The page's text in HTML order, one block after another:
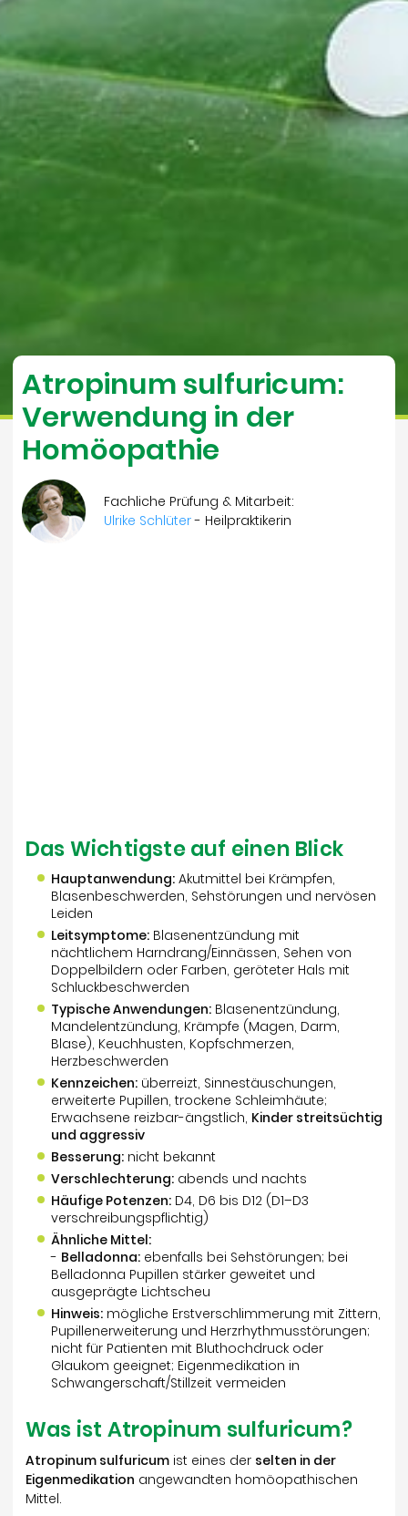
Atropinum sulfuricum:
Verwendung in der
Homöopathie
Fachliche Prüfung & Mitarbeit:
Ulrike Schlüter- Heilpraktikerin
Das Wichtigste auf einen Blick
Hauptanwendung: Akutmittel bei Krämpfen,
Blasenbeschwerden, Sehstörungen und nervösen
Leiden
Leitsymptome: Blasenentzündung mit
nächtlichem Harndrang/Einnässen, Sehen von
Doppelbildern oder Farben, geröteter Hals mit
Schluckbeschwerden
Typische Anwendungen: Blasenentzündung,
Mandelentzündung, Krämpfe (Magen, Darm,
Blase), Keuchhusten, Kopfschmerzen,
Herzbeschwerden
Kennzeichen: überreizt, Sinnestäuschungen,
erweiterte Pupillen, trockene Schleimhäute;
Erwachsene reizbar-ängstlich, Kinder streitsüchtig
und aggressiv
Besserung: nicht bekannt
Verschlechterung: abends und nachts
Häufige Potenzen: D4, D6 bis D12 (D1–D3
verschreibungspflichtig)
Ähnliche Mittel:
- Belladonna: ebenfalls bei Sehstörungen; bei
Belladonna Pupillen stärker geweitet und
ausgeprägte Lichtscheu
Hinweis: mögliche Erstverschlimmerung mit Zittern,
Pupillenerweiterung und Herzrhythmusstörungen;
nicht für Patienten mit Bluthochdruck oder
Glaukom geeignet; Eigenmedikation in
Schwangerschaft/Stillzeit vermeiden
Was ist Atropinum sulfuricum?
Atropinum sulfuricum ist eines der selten in der
Eigenmedikation angewandten homöopathischen
Mittel.